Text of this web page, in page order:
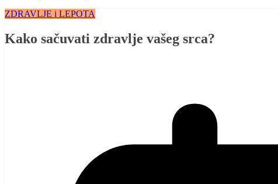
ZDRAVLJE i LEPOTA
Kako sačuvati zdravlje vašeg srca?